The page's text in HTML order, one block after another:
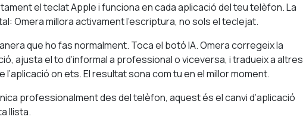
el teclat Apple i funciona en cada aplicació del teu telèfon. La
Omera millora activament l’escriptura, no sols el teclejat.
que ho fas normalment. Toca el botó IA. Omera corregeix la
ajusta el to d’informal a professional o viceversa, i tradueix a altres
on ets. El resultat sona com tu en el millor moment.
professionalment des del telèfon, aquest és el canvi d’aplicació
llista.